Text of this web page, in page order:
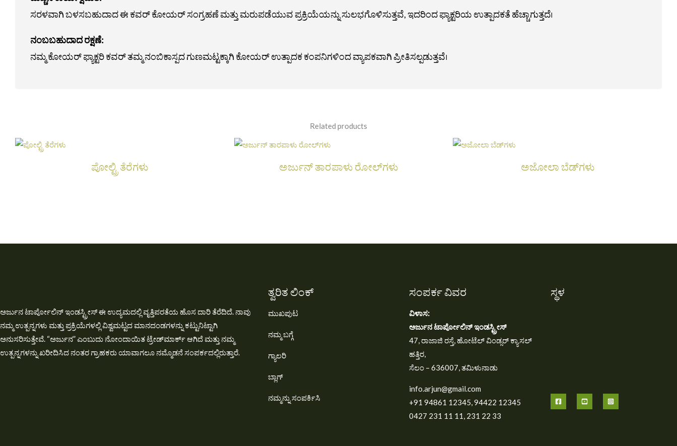
ಸರಳವಾಗಿ ಬಳಸಬಹುದಾದ ಈ ಕವರ್ ಕೋಯರ್ ಸಂಗ್ರಹಣೆ ಮತ್ತು ಮರುಪಡೆಯುವ ಪ್ರಕ್ರಿಯೆಯನ್ನು ಸುಲಭಗೊಳಿಸುತ್ತವೆ, ಇದರಿಂದ ಫ್ಯಾಕ್ಟರಿಯ ಉತ್ಪಾದಕತೆ ಹೆಚ್ಚಾಗುತ್ತದೆ।
ನಂಬಬಹುದಾದ ರಕ್ಷಣೆ:
ನಮ್ಮ ಕೋಯರ್ ಫ್ಯಾಕ್ಟರಿ ಕವರ್ ತಮ್ಮ ನಂಬಿಕಾಸ್ಪದ ಗುಣಮಟ್ಟಕ್ಕಾಗಿ ಕೋಯರ್ ಉತ್ಪಾದಕ ಕಂಪನಿಗಳಿಂದ ವ್ಯಾಪಕವಾಗಿ ಪ್ರೀತಿಸಲ್ಪಡುತ್ತವೆ।
Related products
ಪೋಲ್ಟ್ರಿ ತೆರೆಗಳು ಅರ್ಜುನ್ ತಾರಪಾಳು ರೋಲ್‌ಗಳು ಅಜೋಲಾ ಬೆಡ್‌ಗಳು
ಅರ್ಜುನ ಟಾರ್ಪೋಲಿನ್ ಇಂಡಸ್ಟ್ರೀಸ್ ಈ ಉದ್ಯಮದಲ್ಲಿ ವೃತ್ತಿಪರತೆಯ ಹೊಸ ದಾರಿ ತೆರೆದಿದೆ. ನಾವು
ನಮ್ಮ ಉತ್ಪನ್ನಗಳು ಮತ್ತು ಪ್ರಕ್ರಿಯೆಗಳಲ್ಲಿ ವಿಶ್ವಮಟ್ಟದ ಮಾನದಂಡಗಳನ್ನು ಕಟ್ಟುನಿಟ್ಟಾಗಿ
ಅನುಸರಿಸುತ್ತೇವೆ. “ಅರ್ಜುನ” ಎಂಬುದು ನೋಂದಾಯಿತ ಟ್ರೇಡ್‌ಮಾರ್ಕ್ ಆಗಿದೆ ಮತ್ತು ನಮ್ಮ
ಉತ್ಪನ್ನಗಳನ್ನು ಖರೀದಿಸಿದ ನಂತರ ಗ್ರಾಹಕರು ಯಾವಾಗಲೂ ನಮ್ಮೊಡನೆ ಸಂಪರ್ಕದಲ್ಲಿರುತ್ತಾರೆ.
ತ್ವರಿತ ಲಿಂಕ್
ಮುಖಪುಟ
ನಮ್ಮ ಬಗ್ಗೆ
ಗ್ಯಾಲರಿ
ಬ್ಲಾಗ್
ನಮ್ಮನ್ನು ಸಂಪರ್ಕಿಸಿ
ಸಂಪರ್ಕ ವಿವರ
ವಿಳಾಸ:
ಅರ್ಜುನ ಟಾರ್ಪೋಲಿನ್ ಇಂಡಸ್ಟ್ರೀಸ್
47, ರಾಜಾಜಿ ರಸ್ತೆ, ಹೋಟೆಲ್ ವಿಂಡ್ಸರ್ ಕ್ಯಾಸಲ್
ಹತ್ತಿರ,
ಸೆಲಂ – 636007, ತಮಿಳುನಾಡು
info.arjun@gmail.com
+91 94861 12345, 94422 12345
0427 231 11 11, 231 22 33
ಸ್ಥಳ